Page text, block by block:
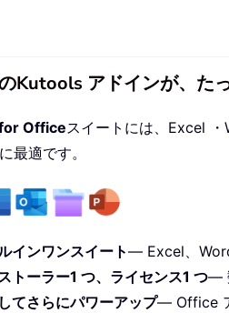
Kutools アドインが、た
Officeスイートには、Excel
最適です。
インワンスイート— Excel、
トーラー1 つ、ライセンス1 つ—
てさらにパワーアップ— Office